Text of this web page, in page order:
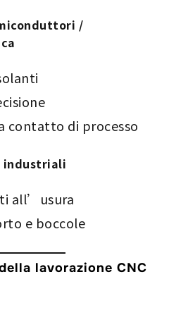
/
contatto di processo
industriali
all’usura
e boccole
lavorazione CNC